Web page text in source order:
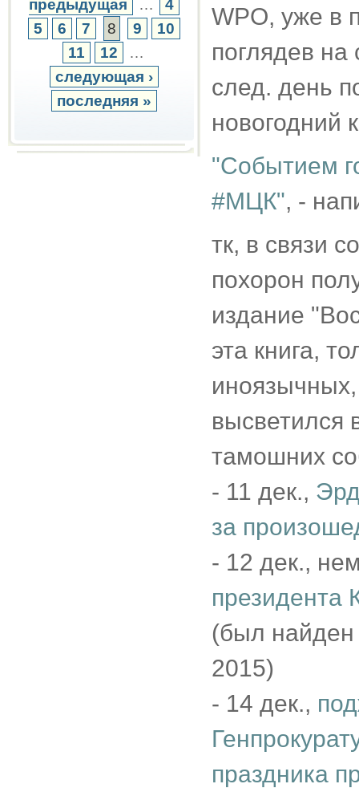
предыдущая …
4
5
6 7 8 9
10
11
12
…
следующая ›
последняя »
WPO, уже в
поглядев
след. день
новогодний
"Событием
#МЦК", -
тк, в связи
похорон
издание
эта книга,
высветился
тамошних
- 11 дек.,
за
- 12 дек.,
президента
(был
2015)
- 14 дек.,
праздника